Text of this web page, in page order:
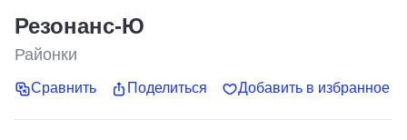
Резонанс-Ю
Районки
Сравнить Поделиться Добавить в избранное